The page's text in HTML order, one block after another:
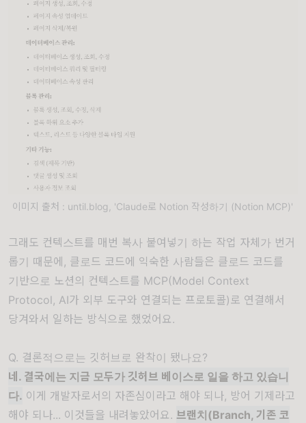
이미지 출처 : until.blog, 'Claude로 Notion 작성하기 (Notion MCP)'
그래도 컨텍스트를 매번 복사 붙여넣기 하는 작업 자체가 번거
롭기 때문에, 클로드 코드에 익숙한 사람들은 클로드 코드를
기반으로 노션의 컨텍스트를 MCP(Model Context
Protocol, AI가 외부 도구와 연결되는 프로토콜)로 연결해서
당겨와서 일하는 방식으로 했었어요.
Q. 결론적으로는 깃허브로 완착이 됐나요?
네. 결국에는 지금 모두가 깃허브 베이스로 일을 하고 있습니
다. 이게 개발자로서의 자존심이라고 해야 되나, 방어 기제라고
해야 되나... 이것들을 내려놓았어요. 브랜치(Branch, 기존 코